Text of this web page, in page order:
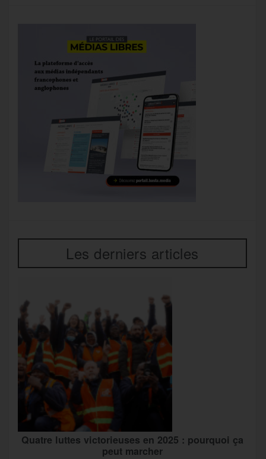
Les derniers articles
Quatre luttes victorieuses en 2025 : pourquoi ça
peut marcher